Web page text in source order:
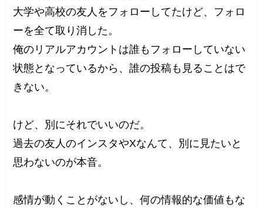
大学や高校の友人をフォローしてたけど、フォロ
ーを全て取り消した。
俺のリアルアカウントは誰もフォローしていない
状態となっているから、誰の投稿も見ることはで
きない。
けど、別にそれでいいのだ。
過去の友人のインスタやXなんて、別に見たいと
思わないのが本音。
感情が動くことがないし、何の情報的な価値もな